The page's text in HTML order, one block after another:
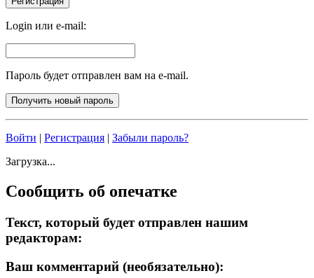
Login или e-mail:
Пароль будет отправлен вам на e-mail.
Войти | Регистрация | Забыли пароль?
Загрузка...
Сообщить об опечатке
Текст, который будет отправлен нашим
редакторам:
Ваш комментарий (необязательно):